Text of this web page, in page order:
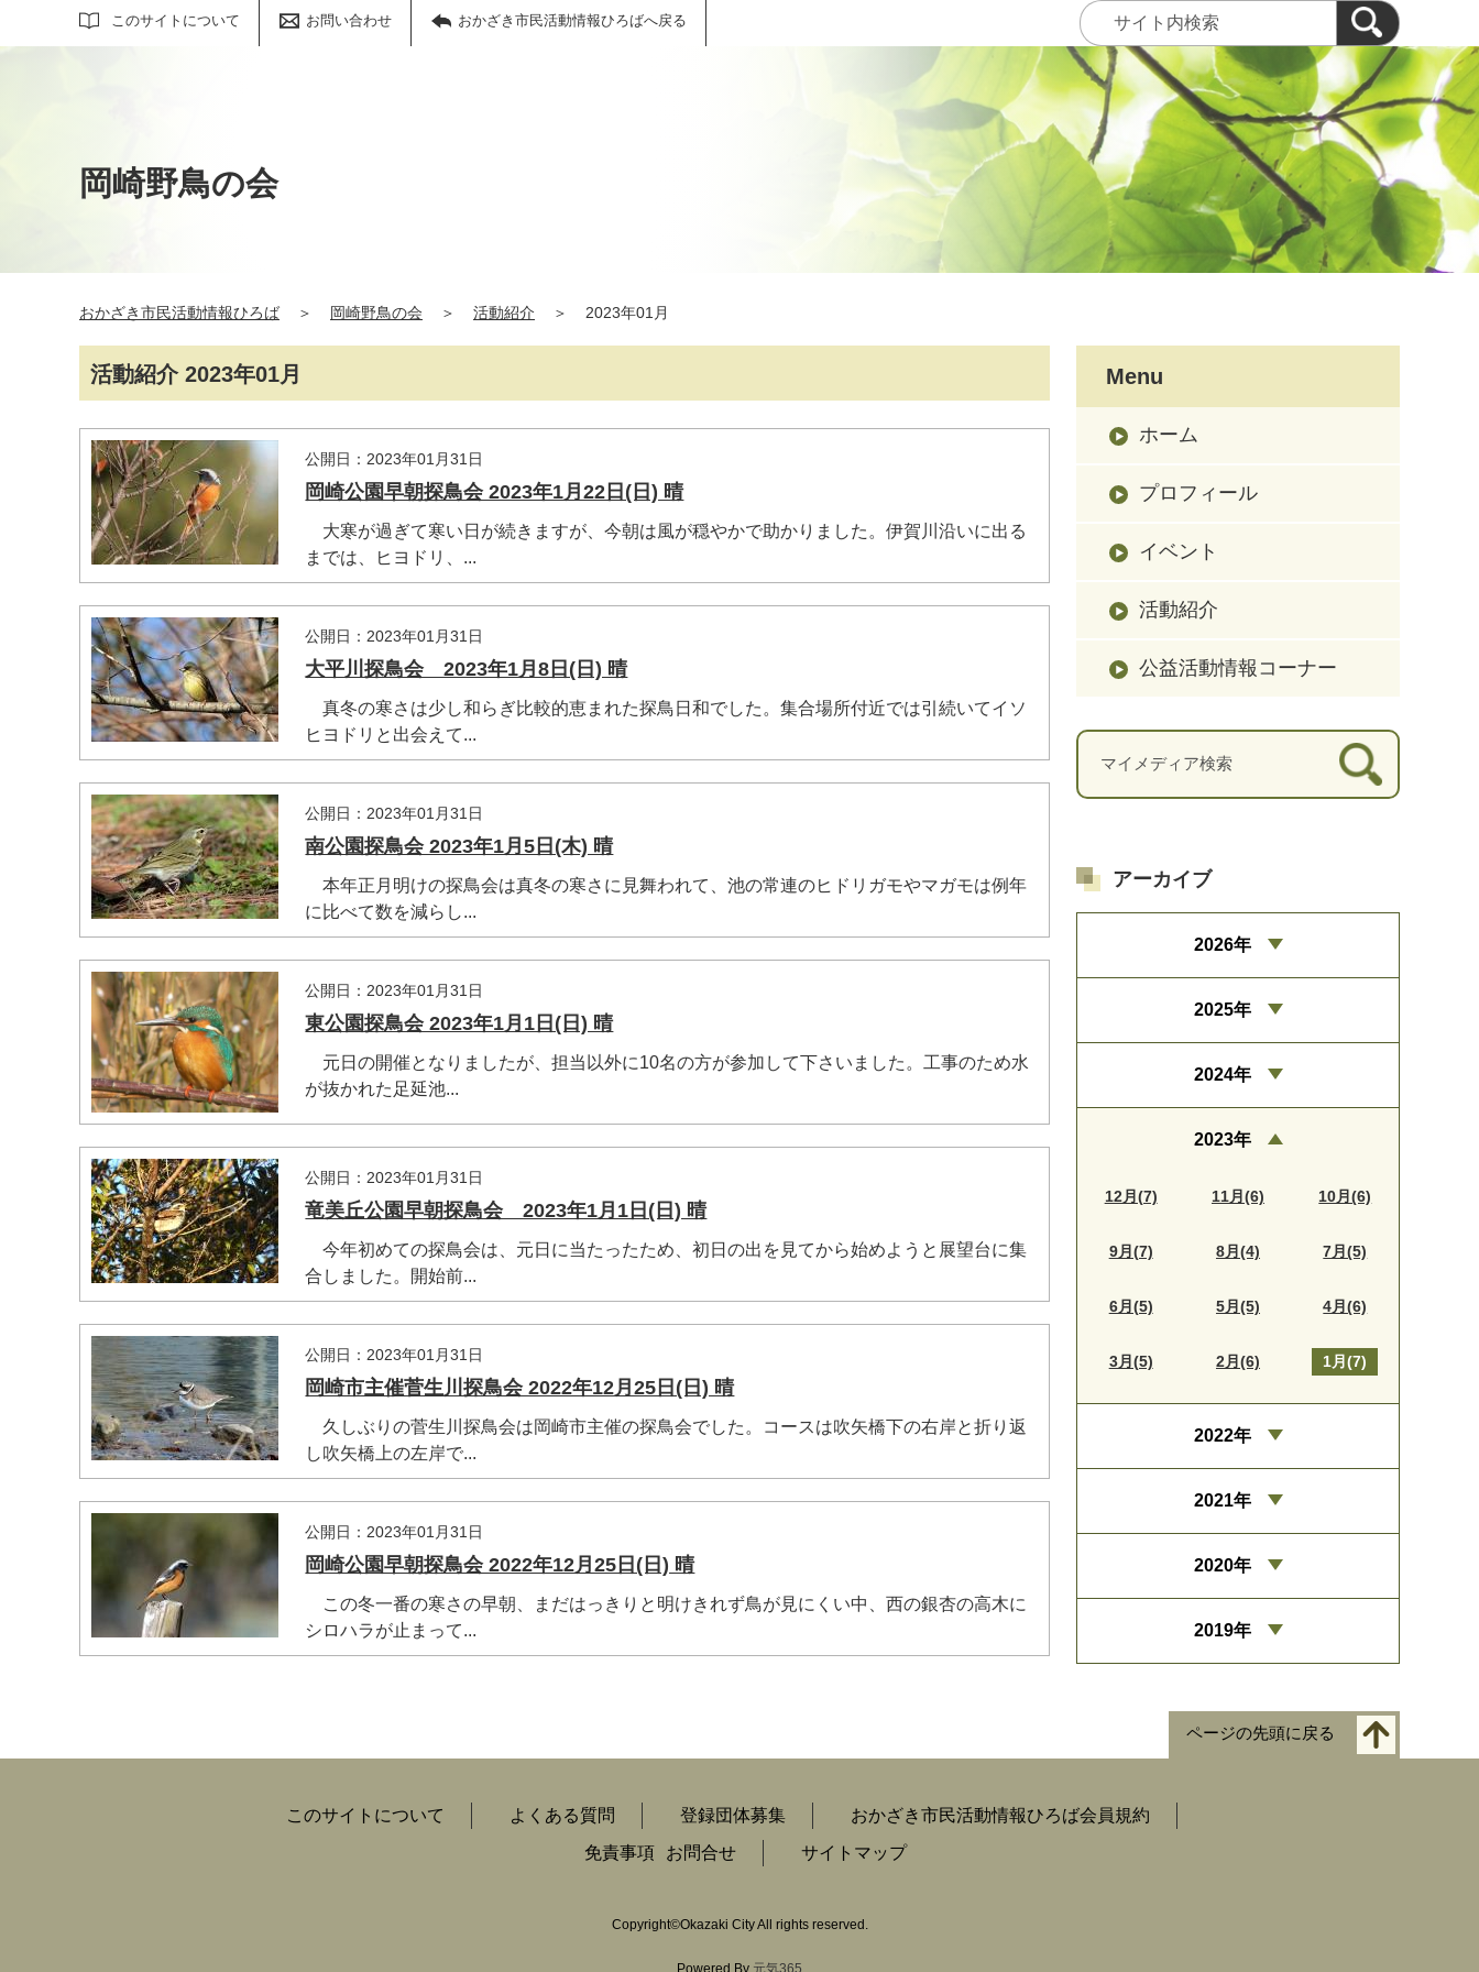
このサイトについて お問い合わせ おかざき市民活動情報ひろばへ戻る
サイト内検索
岡崎野鳥の会
おかざき市民活動情報ひろば ＞ 岡崎野鳥の会 ＞ 活動紹介 ＞ 2023年01月
活動紹介 2023年01月
公開日：2023年01月31日
岡崎公園早朝探鳥会 2023年1月22日(日) 晴
大寒が過ぎて寒い日が続きますが、今朝は風が穏やかで助かりました。伊賀川沿いに出る
までは、ヒヨドリ、...
公開日：2023年01月31日
大平川探鳥会 2023年1月8日(日) 晴
真冬の寒さは少し和らぎ比較的恵まれた探鳥日和でした。集合場所付近では引続いてイソ
ヒヨドリと出会えて...
公開日：2023年01月31日
南公園探鳥会 2023年1月5日(木) 晴
本年正月明けの探鳥会は真冬の寒さに見舞われて、池の常連のヒドリガモやマガモは例年
に比べて数を減らし...
公開日：2023年01月31日
東公園探鳥会 2023年1月1日(日) 晴
元日の開催となりましたが、担当以外に10名の方が参加して下さいました。工事のため水
が抜かれた足延池...
公開日：2023年01月31日
竜美丘公園早朝探鳥会 2023年1月1日(日) 晴
今年初めての探鳥会は、元日に当たったため、初日の出を見てから始めようと展望台に集
合しました。開始前...
公開日：2023年01月31日
岡崎市主催菅生川探鳥会 2022年12月25日(日) 晴
久しぶりの菅生川探鳥会は岡崎市主催の探鳥会でした。コースは吹矢橋下の右岸と折り返
し吹矢橋上の左岸で...
公開日：2023年01月31日
岡崎公園早朝探鳥会 2022年12月25日(日) 晴
この冬一番の寒さの早朝、まだはっきりと明けきれず鳥が見にくい中、西の銀杏の高木に
シロハラが止まって...
Menu
ホーム
プロフィール
イベント
活動紹介
公益活動情報コーナー
マイメディア検索
アーカイブ
2026年
2025年
2024年
2023年
12月(7) 11月(6) 10月(6)
9月(7) 8月(4) 7月(5)
6月(5) 5月(5) 4月(6)
3月(5) 2月(6) 1月(7)
2022年
2021年
2020年
2019年
ページの先頭に戻る
このサイトについて よくある質問 登録団体募集
おかざき市民活動情報ひろば会員規約
免責事項
お問合せ サイトマップ
Copyright©Okazaki City All rights reserved.
Powered By 元気365